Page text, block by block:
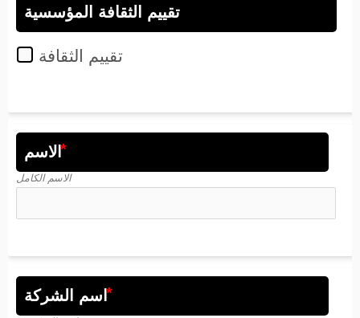
تقييم الثقافة المؤسسية
تقييم الثقافة
الاسم
الاسم الكامل
اسم الشركة